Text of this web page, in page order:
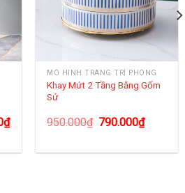
₫
MÔ HÌNH TRANG TRÍ PHÒNG
Khay Mứt 2 Tầng Bằng Gốm
Sứ
950.000₫ 790.000₫